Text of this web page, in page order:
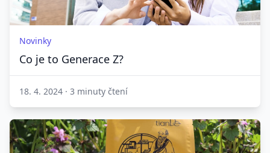
Novinky
Co je to Generace Z?
18. 4. 2024 · 3 minuty čtení